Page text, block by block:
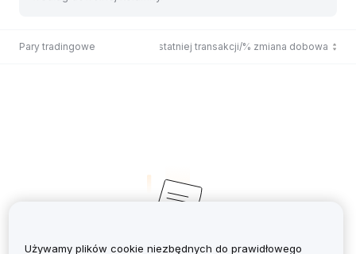
Pary tradingowe Cena ostatniej transakcji/% zmiana dobowa
Używamy plików cookie niezbędnych do prawidłowego